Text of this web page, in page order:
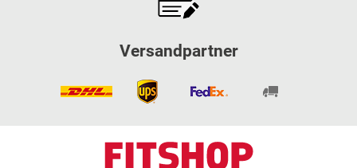
Versandpartner